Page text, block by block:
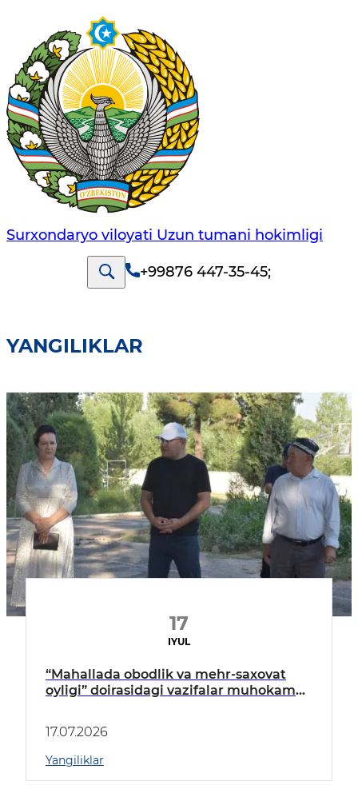
Surxondaryo viloyati Uzun tumani hokimligi
+99876 447-35-45;
YANGILIKLAR
17
IYUL
“Mahallada obodlik va mehr-saxovat
oyligi” doirasidagi vazifalar muhokama
17.07.2026
Yangiliklar